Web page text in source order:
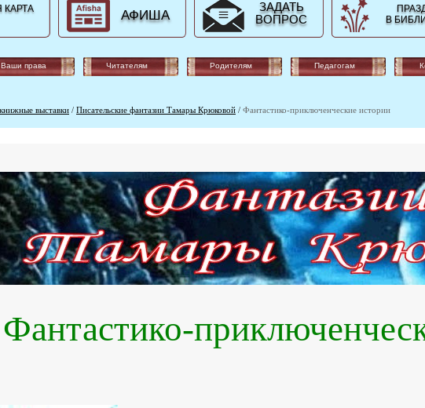
АФИША
ЗАДАТЬ
ВОПРОС
В
Ваши права Читателям Родителям Педагогам
выставки / Писательские фантазии Тамары Крюковой / Фантастико-приключенческие истории
Фантастико-